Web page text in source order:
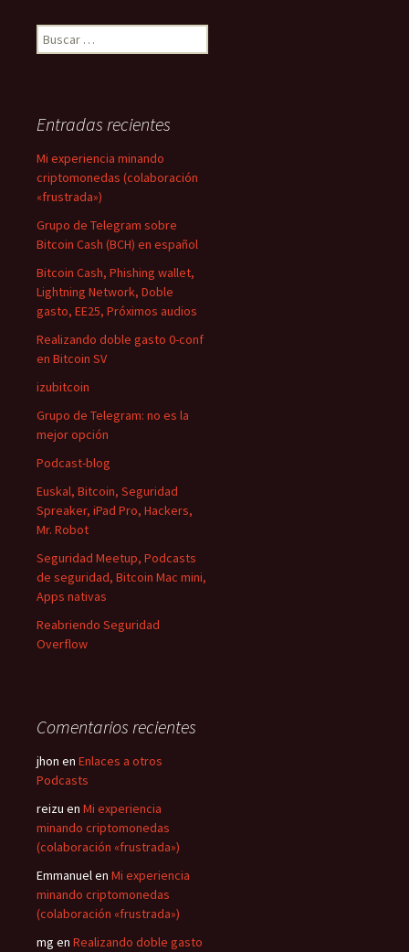
Buscar:
Entradas recientes
Mi experiencia minando
criptomonedas (colaboración
«frustrada»)
Grupo de Telegram sobre
Bitcoin Cash (BCH) en español
Bitcoin Cash, Phishing wallet,
Lightning Network, Doble
gasto, EE25, Próximos audios
Realizando doble gasto 0-conf
en Bitcoin SV
izubitcoin
Grupo de Telegram: no es la
mejor opción
Podcast-blog
Euskal, Bitcoin, Seguridad
Spreaker, iPad Pro, Hackers,
Mr. Robot
Seguridad Meetup, Podcasts
de seguridad, Bitcoin Mac mini,
Apps nativas
Reabriendo Seguridad
Overflow
Comentarios recientes
jhon en Enlaces a otros
Podcasts
reizu en Mi experiencia
minando criptomonedas
(colaboración «frustrada»)
Emmanuelen Mi experiencia
minando criptomonedas
(colaboración «frustrada»)
mg en Realizando doble gasto